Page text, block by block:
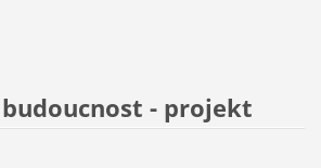
- projekt